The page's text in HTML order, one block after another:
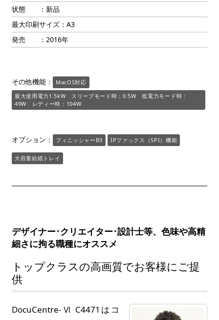
状態 ：新品
最大印刷サイズ：A3
発売 ：2016年
その他機能：
MacOS対応
最大使用電力1.5kW スリープモード時：0.5W 低電力モード時：
49W レディー時：104W
オプション： フィニッシャーB3 IPファックス（SPI）機能
大容量給紙トレイ
デザイナー･クリエイター･設計士等、色味や高精
細さに拘る職種にオススメ
トップクラスの高画質でお客様にご提
供
DocuCentre-Ⅵ C4471はコ